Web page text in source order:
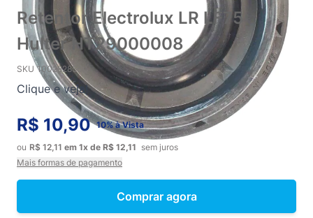
Retentor Electrolux LR LF75
Hulter HT29000008
SKU 100282856
Clique e veja!
Comprar agora
R$ 10,90 10% à Vista
ou R$ 12,11 em 1x de R$ 12,11 sem juros
Mais formas de pagamento